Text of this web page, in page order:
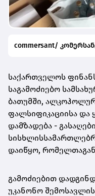
commersant/
საქართველოს
საგამოძიებო
ბათუმში,
ფალსიფიკაციისა და
დამზადება -
დაიწყო,
გამოძიებით
უკანონო